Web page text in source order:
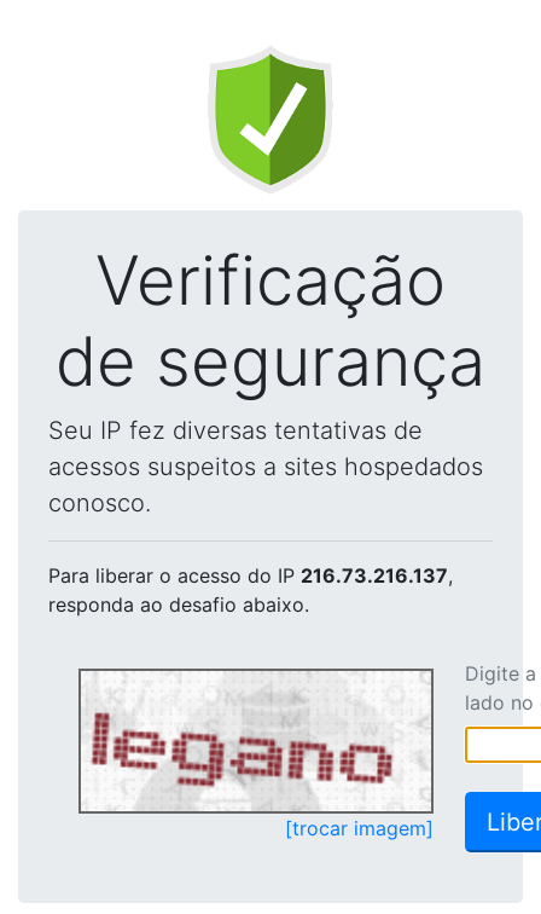
Verificação
de segurança
Seu IP fez diversas tentativas de
acessos suspeitos a sites hospedados
conosco.
Para liberar o acesso do IP 216.73.216.137,
responda ao desafio abaixo.
[trocar imagem]
Digite
lado no